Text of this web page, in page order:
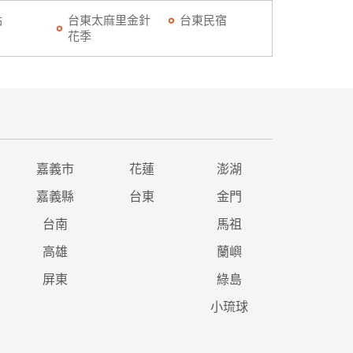
台東太麻里金針
花季
台東民宿
嘉義市 花蓮 澎湖
嘉義縣 台東 金門
台南 馬祖
高雄 蘭嶼
屏東 綠島
小琉球